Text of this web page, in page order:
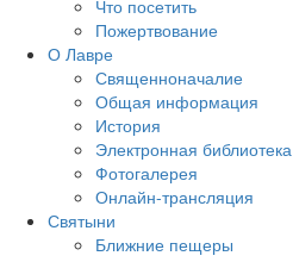
Что посетить
Пожертвование
О Лавре
Священноначалие
Общая информация
История
Электронная библиотека
Фотогалерея
Онлайн-трансляция
Святыни
Ближние пещеры